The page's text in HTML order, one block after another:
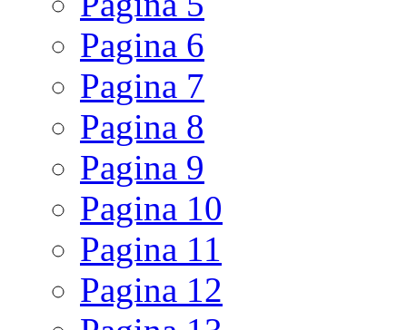
Pagina 6
Pagina 7
Pagina 8
Pagina 9
Pagina 10
Pagina 11
Pagina 12